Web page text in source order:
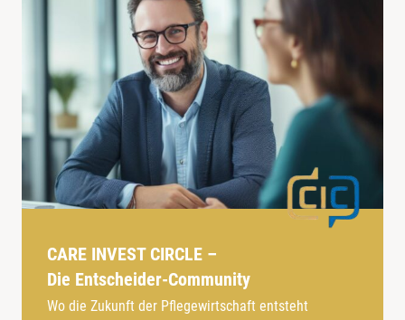
CARE INVEST CIRCLE –
Die Entscheider-Community
Wo die Zukunft der Pflegewirtschaft entsteht